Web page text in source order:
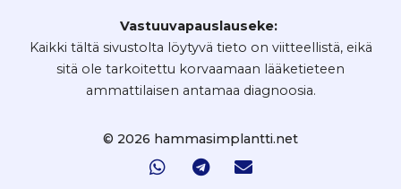
Vastuuvapauslauseke:
Kaikki tältä sivustolta löytyvä tieto on viitteellistä, eikä
sitä ole tarkoitettu korvaamaan lääketieteen
ammattilaisen antamaa diagnoosia.
© 2026 hammasimplantti.net